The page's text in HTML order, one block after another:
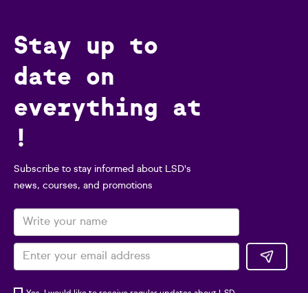
Stay up to
date on
everything at
!
Subscribe to stay informed about LSD's
news, courses, and promotions